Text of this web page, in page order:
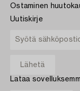
Ostaminen
Uutiskirje
Lataa